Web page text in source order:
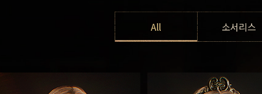
SMiniz
서비스
보안센터
All 소서리스
마법 광역
마법 디버프
마법 공격
마법 광역
근거리
원거리
근거리
근거리
근거리
근거리
단일 원거리
단일 근거리
단일 원거리
버프 치유
버프 보호
버프 디버프
마법 유지력
근접 방어